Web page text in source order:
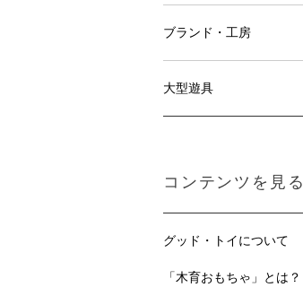
ブランド・工房
大型遊具
コンテンツを見る
グッド・トイについて
「木育おもちゃ」とは？